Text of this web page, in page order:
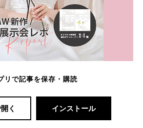
リで記事を保存・購読
く インストール